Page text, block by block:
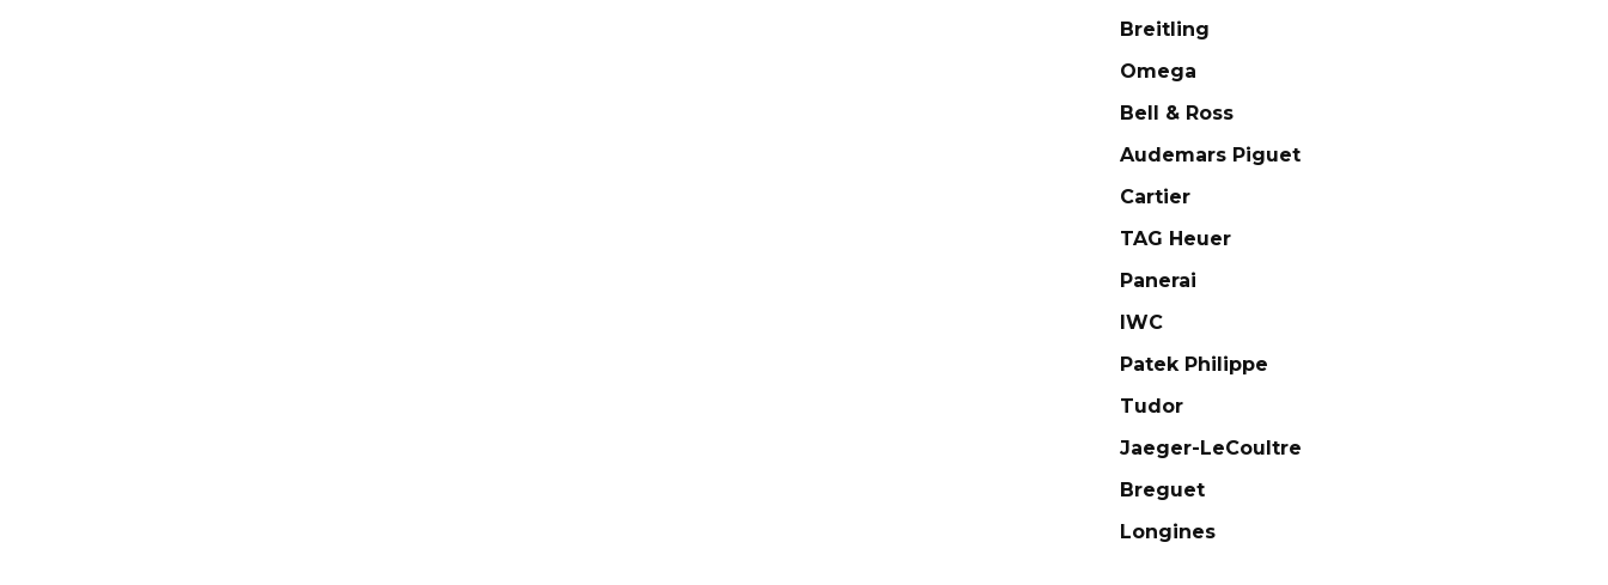
Breitling
Omega
Bell & Ross
Audemars Piguet
Cartier
TAG Heuer
Panerai
IWC
Patek Philippe
Tudor
Jaeger-LeCoultre
Breguet
Longines